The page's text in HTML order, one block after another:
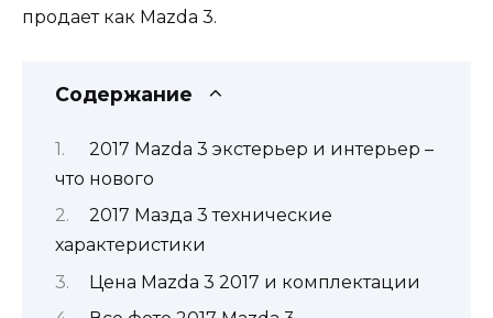
продает как Mazda 3.
Содержание
2017 Mazda 3 экстерьер и интерьер –
что нового
2017 Мазда 3 технические
характеристики
Цена Mazda 3 2017 и комплектации